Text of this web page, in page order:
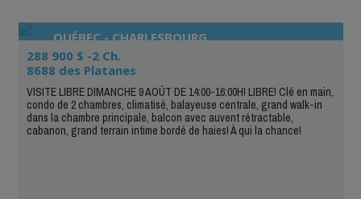
QUÉBEC - CHARLESBOURG
288 900 $ -2 Ch.
8688 des Platanes
VISITE LIBRE DIMANCHE 9 AOÛT DE 14:00-16:00H! LIBRE! Clé en main,
condo de 2 chambres, climatisé, balayeuse centrale, grand walk-in
dans la chambre principale, balcon avec auvent rétractable,
cabanon, grand terrain intime bordé de haies! À qui la chance!